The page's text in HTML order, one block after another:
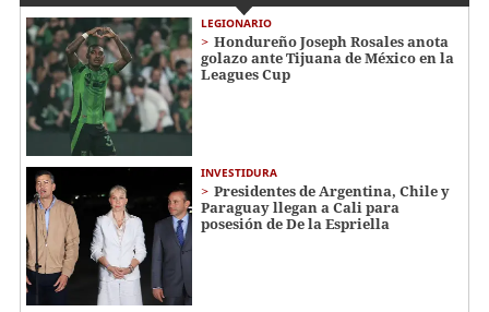
LEGIONARIO
Hondureño Joseph Rosales anota
golazo ante Tijuana de México en la
Leagues Cup
INVESTIDURA
Presidentes de Argentina, Chile y
Paraguay llegan a Cali para
posesión de De la Espriella